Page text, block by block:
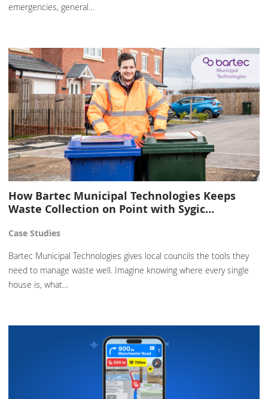
emergencies, general…
How Bartec Municipal Technologies Keeps
Waste Collection on Point with Sygic…
Case Studies
Bartec Municipal Technologies gives local councils the tools they
need to manage waste well. Imagine knowing where every single
house is, what…